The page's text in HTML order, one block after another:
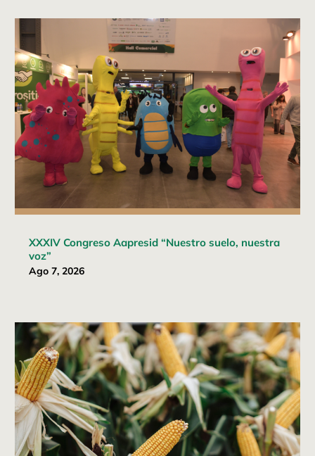
XXXIV Congreso Aapresid “Nuestro suelo, nuestra
voz”
Ago 7, 2026